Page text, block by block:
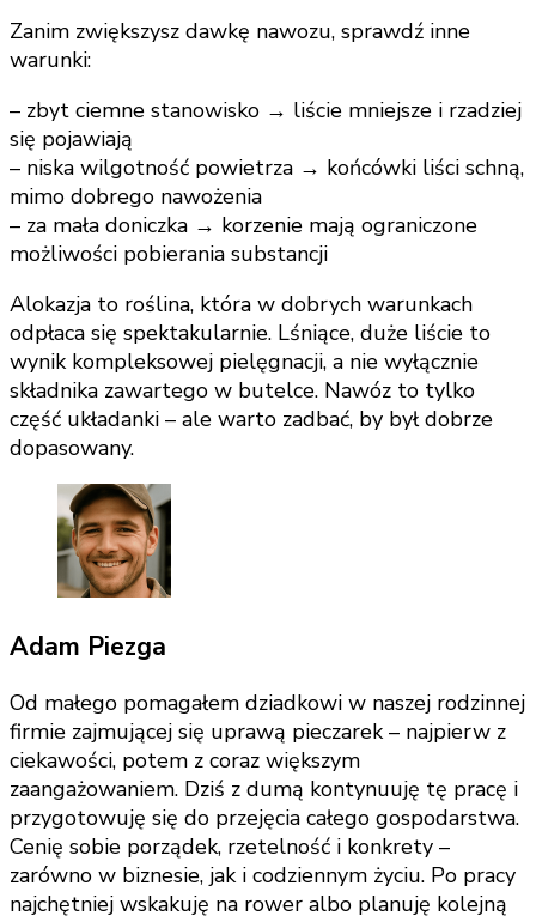
Zanim zwiększysz dawkę nawozu, sprawdź inne
warunki:
– zbyt ciemne stanowisko → liście mniejsze i rzadziej
się pojawiają
– niska wilgotność powietrza → końcówki liści schną,
mimo dobrego nawożenia
– za mała doniczka → korzenie mają ograniczone
możliwości pobierania substancji
Alokazja to roślina, która w dobrych warunkach
odpłaca się spektakularnie. Lśniące, duże liście to
wynik kompleksowej pielęgnacji, a nie wyłącznie
składnika zawartego w butelce. Nawóz to tylko
część układanki – ale warto zadbać, by był dobrze
dopasowany.
Adam Piezga
Od małego pomagałem dziadkowi w naszej rodzinnej
firmie zajmującej się uprawą pieczarek – najpierw z
ciekawości, potem z coraz większym
zaangażowaniem. Dziś z dumą kontynuuję tę pracę i
przygotowuję się do przejęcia całego gospodarstwa.
Cenię sobie porządek, rzetelność i konkrety –
zarówno w biznesie, jak i codziennym życiu. Po pracy
najchętniej wskakuję na rower albo planuję kolejną